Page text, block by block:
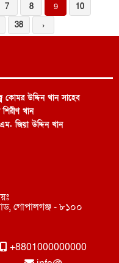
7 8 9
10
38 ›
কোমর উদ্দিন খান সাহেব
শিরীণ খান
জিয়া উদ্দিন খান
গোপালগঞ্জ - ৮১০০
+8801000000000